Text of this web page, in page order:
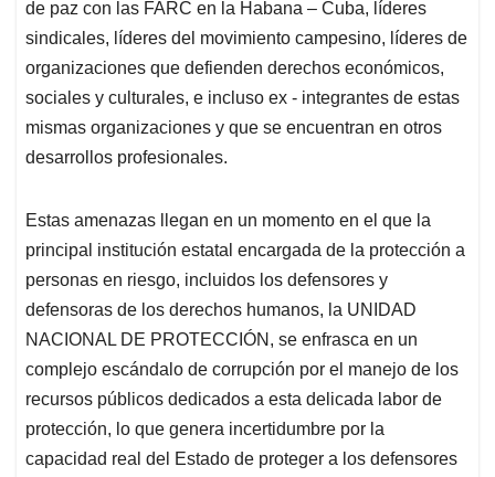
de paz con las FARC en la Habana – Cuba, líderes
sindicales, líderes del movimiento campesino, líderes de
organizaciones que defienden derechos económicos,
sociales y culturales, e incluso ex - integrantes de estas
mismas organizaciones y que se encuentran en otros
desarrollos profesionales.
Estas amenazas llegan en un momento en el que la
principal institución estatal encargada de la protección a
personas en riesgo, incluidos los defensores y
defensoras de los derechos humanos, la UNIDAD
NACIONAL DE PROTECCIÓN, se enfrasca en un
complejo escándalo de corrupción por el manejo de los
recursos públicos dedicados a esta delicada labor de
protección, lo que genera incertidumbre por la
capacidad real del Estado de proteger a los defensores